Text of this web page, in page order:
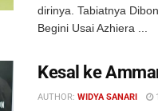
dirinya. Tabiatnya
Begini Usai Azhiera ...
Kesal ke
AUTHOR: WIDYA SANARI